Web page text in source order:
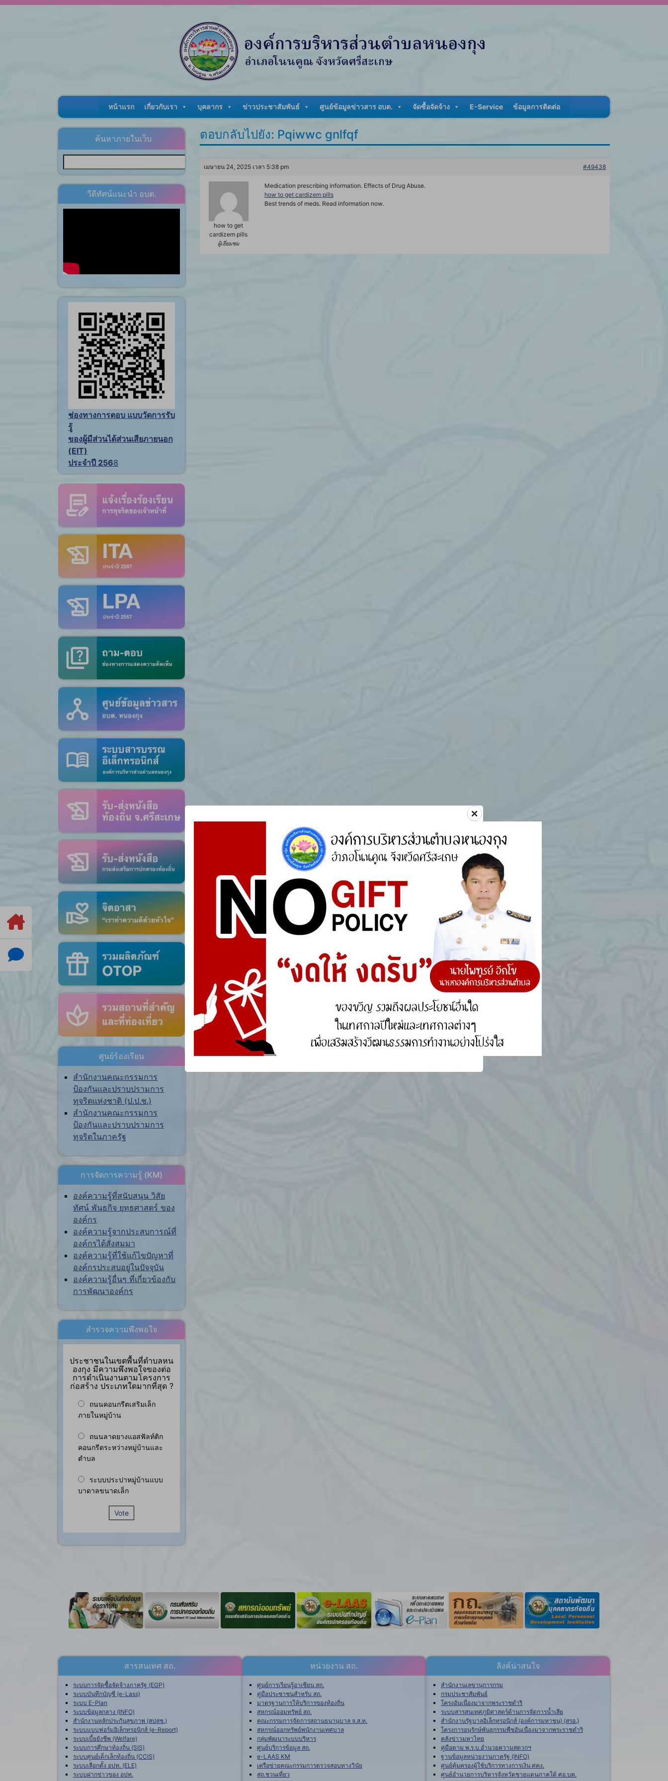
หน้าแรก เกี่ยวกับเรา บุคลากร ข่าวประชาสัมพันธ์ ศูนย์ข้อมูลข่าวสาร อบต. จัดซื้อจัดจ้าง E-Service ข้อมูลการติดต่อ
ค้นหาภายในเว็บ
วีดีทัศน์แนะนำ อบต.
ช่องทางการตอบ แบบวัดการรับ
รู้
ของผู้มีส่วนได้ส่วนเสียภายนอก
(EIT)
ประจำปี 2568
ศูนย์ร้องเรียน
สำนักงานคณะกรรมการ
ป้องกันและปราบปรามการ
ทุจริตแห่งชาติ (ป.ป.ช.)
สำนักงานคณะกรรมการ
ป้องกันและปราบปรามการ
ทุจริตในภาครัฐ
การจัดการความรู้ (KM)
องค์ความรู้ที่สนับสนุน วิสัย
ทัศน์ พันธกิจ ยุทธศาสตร์ ของ
องค์กร
องค์ความรู้จากประสบการณ์ที่
องค์กรได้สั่งสมมา
องค์ความรู้ที่ใช้แก้ไขปัญหาที่
องค์กรประสบอยู่ในปัจจุบัน
องค์ความรู้อื่นๆ ที่เกี่ยวข้องกับ
การพัฒนาองค์กร
สำรวจความพึงพอใจ
ประชาชนในเขตพื้นที่ตำบลหน
องกุง มีความพึงพอใจของต่อ
การดำเนินงานตามโครงการ
ก่อสร้าง ประเภทใดมากที่สุด ?
ถนนคอนกรีตเสริมเล็ก
ภายในหมู่บ้าน
ถนนลาดยางแอสฟัลท์ติก
คอนกรีตระหว่างหมู่บ้านและ
ตำบล
ระบบประปาหมู่บ้านแบบ
บาดาลขนาดเล็ก
Vote
ตอบกลับไปยัง: Pqiwwc gnlfqf
เมษายน 24, 2025 เวลา 5:38 pm #49438
how to get
cardizem pills
ผู้เยี่ยมชม
Medication prescribing information. Effects of Drug Abuse.
how to get cardizem pills
Best trends of meds. Read information now.
สารสนเทศ สถ.
ระบบการจัดซื้อจัดจ้างภาครัฐ (EGP)
ระบบบันทึกบัญชี (e-Lass)
ระบบ E-Plan
ระบบข้อมูลกลาง (INFO)
สำนักงานหลักประกันสุขภาพ (สปสช.)
ระบบแบบฟอร์มอิเล็กทรอนิกส์ (e-Report)
ระบบเบี้ยยังชีพ (Welfare)
ระบบการศึกษาท้องถิ่น (SIS)
ระบบศูนย์เด็กเล็กท้องถิ่น (CCIS)
ระบบเลือกตั้ง อปท. (ELE)
ระบบฝากข่าวของ อปท.
หน่วยงาน สถ.
ศูนย์การเรียนรู้อาเซียน สถ.
คู่มือประชาชนสำหรับ สถ.
มาตรฐานการให้บริการของท้องถิ่น
สหกรณ์ออมทรัพย์ สถ.
คณะกรรมการจัดการสถานธนานุบาล จ.ส.ท.
สหกรณ์ออกทรัพย์พนักงานเทศบาล
กลุ่มพัฒนาระบบบริหาร
ศูนย์บริการข้อมูล สถ.
e-LAAS KM
เครือข่ายคณะกรรมการตรวจสอบทางวินัย
สถ.ชวนเที่ยว
ลิงค์น่าสนใจ
สำนักงานเลขานุการกรม
กรมประชาสัมพันธ์
โครงอันเนื่องมาจากพระราชดำริ
ระบบสารสนเทศภูมิศาสตร์ด้านการจัดการน้ำเสีย
สำนักงานรัฐบาลอิเล็กทรอนิกส์ (องค์การมหาชน) (สรอ.)
โครงการอนุรักษ์พันธุกรรมพืชอันเนื่องมาจากพระราชดำริ
คลังข่าวมหาไทย
คู่มือตาม พ.ร.บ.อำนวยความสดวกฯ
ฐานข้อมูลหน่วยงานภาครัฐ (INFO)
ศูนย์คุ้มครองผู้ใช้บริการทางการเงิน ศคง.
ศูนย์อำนวยการบริหารจังหวัดชายแดนภาคใต้ ศอ.บต.